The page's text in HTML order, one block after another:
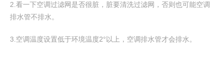
2.看一下空调过滤网是否很脏，脏要清洗过滤网，否则也可能空调
排水管不排水。
3.空调温度设置低于环境温度2°以上，空调排水管才会排水。